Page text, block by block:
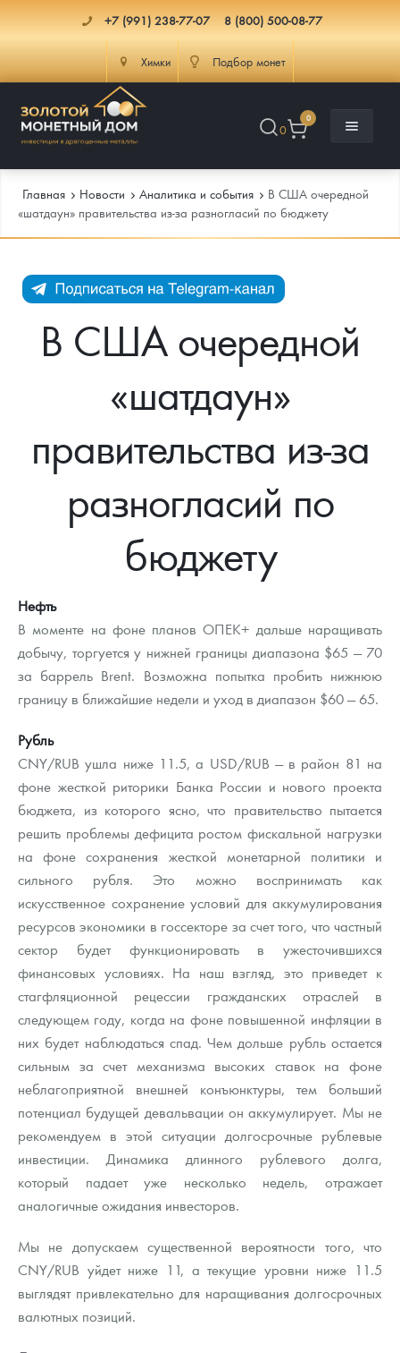
+7 (991) 238-77-07 8 (800) 500-08-77
Химки Подбор монет
0
0
Каталог Монет
Инвестиционные монеты
Памятные монеты России и СССР
Монеты Царской России
Монеты стран мира после 1950г
Георгий Победоносец
Гарри Поттер
Год Лошади
Флот: ледоколы и корабли
Жетоны "Необыкновенные обитатели глубин"
Ювелирные изделия
Русская нумизматика
Наборы подарочных и коллекционных монет
Монеты и жетоны из недрагоценных металлов
Инфо
Как сделать заказ
Гарантии
Памятка для работы с монетами из драгметаллов
Условия возврата
Монеты
Политика конфиденциальности
Политика использования Cookies
Положение по обработке и защите персональных данных
Доставка
Информация
Аналитика и события
Итоги 2025 года. Прогноз курсов золота, серебра, платины на
Котировки
Письмо директору
Пресс-служба
Главная Новости Аналитика и события
В США очередной
«шатдаун» правительства из-за разногласий по бюджету
В США очередной
«шатдаун»
правительства из-за
разногласий по
бюджету
Нефть
В моменте на фоне планов ОПЕК+ дальше наращивать
добычу, торгуется у нижней границы диапазона $65 — 70
за баррель Brent. Возможна попытка пробить нижнюю
границу в ближайшие недели и уход в диапазон $60 — 65.
Рубль
CNY/RUB ушла ниже 11.5, а USD/RUB — в район 81 на
фоне жесткой риторики Банка России и нового проекта
бюджета, из которого ясно, что правительство пытается
решить проблемы дефицита ростом фискальной нагрузки
на фоне сохранения жесткой монетарной политики и
сильного рубля. Это можно воспринимать как
искусственное сохранение условий для аккумулирования
ресурсов экономики в госсекторе за счет того, что частный
сектор будет функционировать в ужесточившихся
финансовых условиях. На наш взгляд, это приведет к
стагфляционной рецессии гражданских отраслей в
следующем году, когда на фоне повышенной инфляции в
них будет наблюдаться спад. Чем дольше рубль остается
сильным за счет механизма высоких ставок на фоне
неблагоприятной внешней конъюнктуры, тем больший
потенциал будущей девальвации он аккумулирует. Мы не
рекомендуем в этой ситуации долгосрочные рублевые
инвестиции. Динамика длинного рублевого долга,
который падает уже несколько недель, отражает
аналогичные ожидания инвесторов.
Мы не допускаем существенной вероятности того, что
CNY/RUB уйдет ниже 11, а текущие уровни ниже 11.5
выглядят привлекательно для наращивания долгосрочных
валютных позиций.